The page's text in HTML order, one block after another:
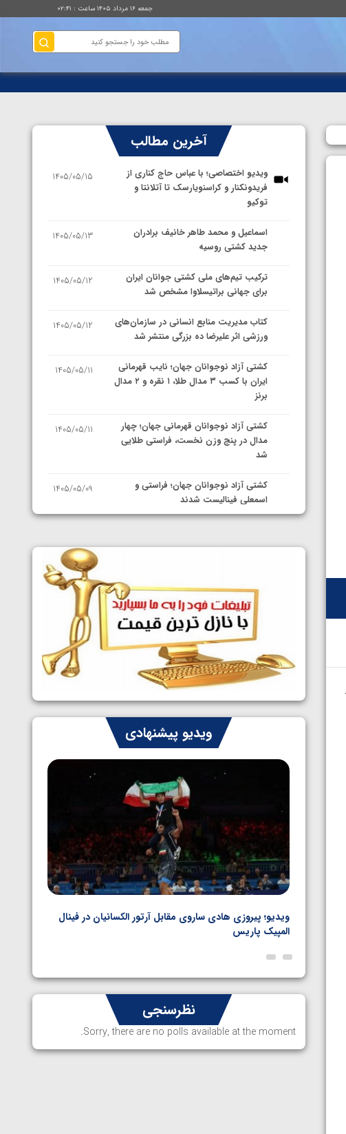
جمعه ۱۶ مرداد ۱۴۰۵ ساعت : ۰۲:۴۱
آخرین مطالب
ویدیو اختصاصی؛ با عباس حاج کناری از
فریدونکنار و کراسنویارسک تا آتلانتا و
توکیو
1405/05/15
اسماعیل و محمد طاهر خانیف برادران
جدید کشتی روسیه
1405/05/13
ترکیب تیم‌های ملی کشتی جوانان ایران
برای جهانی براتیسلاوا مشخص شد
1405/05/12
کتاب مدیریت منابع انسانی در سازمان‌های
ورزشی اثر علیرضا ده بزرگی منتشر شد
1405/05/12
کشتی آزاد نوجوانان جهان؛ نایب قهرمانی
ایران با کسب ۳ مدال طلا، ۱ نقره و ۲ مدال
برنز
1405/05/11
کشتی آزاد نوجوانان قهرمانی جهان؛ چهار
مدال در پنج وزن نخست، فراستی طلایی
شد
1405/05/11
کشتی آزاد نوجوانان جهان؛ فراستی و
اسمعلی فینالیست شدند
1405/05/09
نمایندگان ایران مشخص شدند
سوم برای ایران
1405/05/07
ایران چشم به راه چهار مدال در پنج وزن
دوم کشتی فرنگی نوجوانان جهان
1405/05/06
ویدیو پیشنهادی
ویدیو؛ پیروزی هادی ساروی مقابل آرتور الکسانیان در فینال
المپیک پاریس
نظرسنجی
Sorry, there are no polls available at the moment.